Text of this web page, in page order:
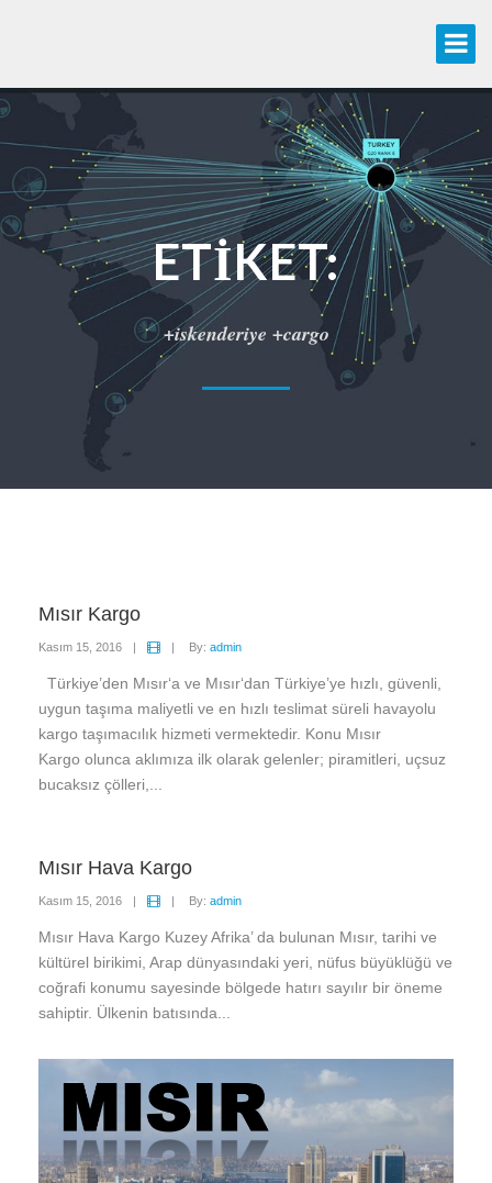
ETIKET:
+iskenderiye +cargo
Mısır Kargo
Kasım 15, 2016 | | By: admin
Türkiye’den Mısır‘a ve Mısır‘dan Türkiye’ye hızlı, güvenli,
uygun taşıma maliyetli ve en hızlı teslimat süreli havayolu
kargo taşımacılık hizmeti vermektedir. Konu Mısır
Kargo olunca aklımıza ilk olarak gelenler; piramitleri, uçsuz
bucaksız çölleri,...
Mısır Hava Kargo
Kasım 15, 2016 | | By: admin
Mısır Hava Kargo Kuzey Afrika’ da bulunan Mısır, tarihi ve
kültürel birikimi, Arap dünyasındaki yeri, nüfus büyüklüğü ve
coğrafi konumu sayesinde bölgede hatırı sayılır bir öneme
sahiptir. Ülkenin batısında...